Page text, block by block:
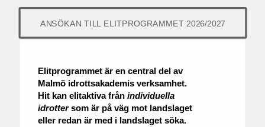
Elitprogrammet är en central del av
Malmö idrottsakademis verksamhet.
Hit kan elitaktiva från individuella
idrottersom är på väg mot landslaget
eller redan är med i landslaget söka.
ANSÖKAN TILL ELITPROGRAMMET 2026/2027